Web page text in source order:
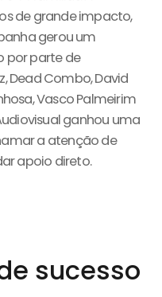
de grande impacto,
gerou um
por parte de
Dead Combo, David
Vasco Palmeirim
ganhou uma
a atenção de
apoio direto.
sucesso